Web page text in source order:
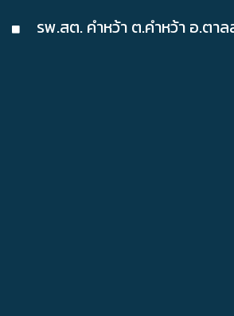
รพ.สต. คำหว้า ต.คำหว้า อ.ตา